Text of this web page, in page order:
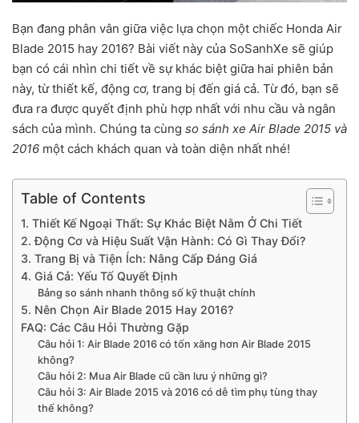
Bạn đang phân vân giữa việc lựa chọn một chiếc Honda Air
Blade 2015 hay 2016? Bài viết này của SoSanhXe sẽ giúp
bạn có cái nhìn chi tiết về sự khác biệt giữa hai phiên bản
này, từ thiết kế, động cơ, trang bị đến giá cả. Từ đó, bạn sẽ
đưa ra được quyết định phù hợp nhất với nhu cầu và ngân
sách của mình. Chúng ta cùng so sánh xe Air Blade 2015 và
2016 một cách khách quan và toàn diện nhất nhé!
Table of Contents
1. Thiết Kế Ngoại Thất: Sự Khác Biệt Nằm Ở Chi Tiết
2. Động Cơ và Hiệu Suất Vận Hành: Có Gì Thay Đổi?
3. Trang Bị và Tiện Ích: Nâng Cấp Đáng Giá
4. Giá Cả: Yếu Tố Quyết Định
Bảng so sánh nhanh thông số kỹ thuật chính
5. Nên Chọn Air Blade 2015 Hay 2016?
FAQ: Các Câu Hỏi Thường Gặp
Câu hỏi 1: Air Blade 2016 có tốn xăng hơn Air Blade 2015
không?
Câu hỏi 2: Mua Air Blade cũ cần lưu ý những gì?
Câu hỏi 3: Air Blade 2015 và 2016 có dễ tìm phụ tùng thay
thế không?